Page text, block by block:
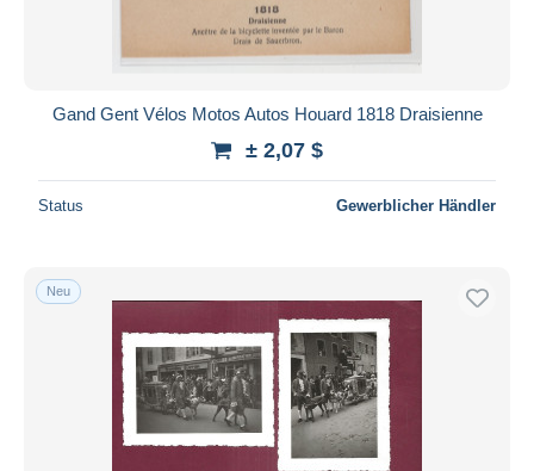
Gand Gent Vélos Motos Autos Houard 1818 Draisienne
± 2,07 $
Status Gewerblicher Händler
Neu